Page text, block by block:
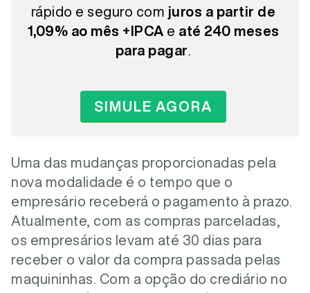
rápido e seguro com juros a partir de
1,09% ao mês +IPCA e até 240 meses
para pagar
SIMULE AGORA
Uma das mudanças proporcionadas pela
nova modalidade é o tempo que o
empresário receberá o pagamento à prazo.
Atualmente, com as compras parceladas,
os empresários levam até 30 dias para
receber o valor da compra passada pelas
maquininhas. Com a opção do crediário no